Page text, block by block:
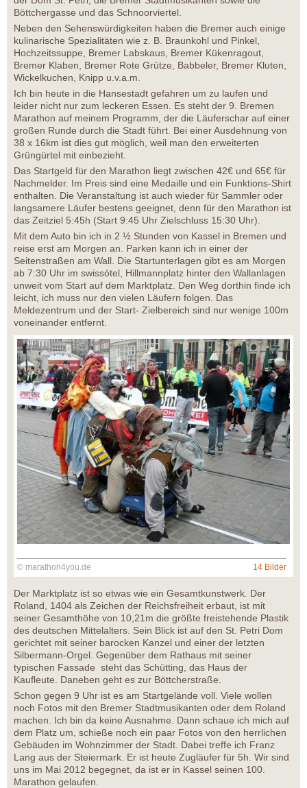
Böttchergasse und das Schnoorviertel.
Neben den Sehenswürdigkeiten haben die Bremer auch einige
kulinarische Spezialitäten wie z. B. Braunkohl und Pinkel,
Hochzeitssuppe, Bremer Labskaus, Bremer Kükenragout,
Bremer Klaben, Bremer Rote Grütze, Babbeler, Bremer Kluten,
Wickelkuchen, Knipp u.v.a.m.
Ich bin heute in die Hansestadt gefahren um zu laufen und
leider nicht nur zum leckeren Essen. Es steht der 9. Bremen
Marathon auf meinem Programm, der die Läuferschar auf einer
großen Runde durch die Stadt führt. Bei einer Ausdehnung von
38 x 16km ist dies gut möglich, weil man den erweiterten
Grüngürtel mit einbezieht.
Das Startgeld für den Marathon liegt zwischen 42€ und 65€ für
Nachmelder. Im Preis sind eine Medaille und ein Funktions-Shirt
enthalten. Die Veranstaltung ist auch wieder für Sammler oder
langsamere Läufer bestens geeignet, denn für den Marathon ist
das Zeitziel 5:45h (Start 9:45 Uhr Zielschluss 15:30 Uhr).
Mit dem Auto bin ich in 2 ½ Stunden von Kassel in Bremen und
reise erst am Morgen an. Parken kann ich in einer der
Seitenstraßen am Wall. Die Startunterlagen gibt es am Morgen
ab 7:30 Uhr im swissótel, Hillmannplatz hinter den Wallanlagen
unweit vom Start auf dem Marktplatz. Den Weg dorthin finde ich
leicht, ich muss nur den vielen Läufern folgen. Das
Meldezentrum und der Start- Zielbereich sind nur wenige 100m
voneinander entfernt.
© marathon4you.de 14 Bilder
Der Marktplatz ist so etwas wie ein Gesamtkunstwerk. Der
Roland, 1404 als Zeichen der Reichsfreiheit erbaut, ist mit
seiner Gesamthöhe von 10,21m die größte freistehende Plastik
des deutschen Mittelalters. Sein Blick ist auf den St. Petri Dom
gerichtet mit seiner barocken Kanzel und einer der letzten
Silbermann-Orgel. Gegenüber dem Rathaus mit seiner
typischen Fassade steht das Schütting, das Haus der
Kaufleute. Daneben geht es zur Böttcherstraße.
Schon gegen 9 Uhr ist es am Startgelände voll. Viele wollen
noch Fotos mit den Bremer Stadtmusikanten oder dem Roland
machen. Ich bin da keine Ausnahme. Dann schaue ich mich auf
dem Platz um, schieße noch ein paar Fotos von den herrlichen
Gebäuden im Wohnzimmer der Stadt. Dabei treffe ich Franz
Lang aus der Steiermark. Er ist heute Zugläufer für 5h. Wir sind
uns im Mai 2012 begegnet, da ist er in Kassel seinen 100.
Marathon gelaufen.